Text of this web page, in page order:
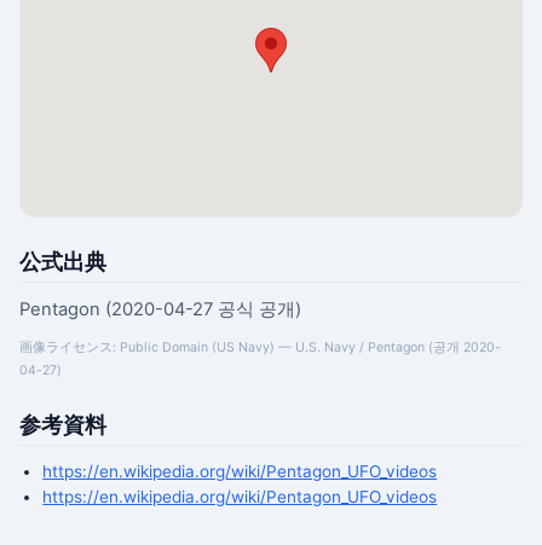
公式出典
Pentagon (2020-04-27 공식 공개)
画像ライセンス: Public Domain (US Navy) — U.S. Navy / Pentagon (공개 2020-
04-27)
参考資料
https://en.wikipedia.org/wiki/Pentagon_UFO_videos
https://en.wikipedia.org/wiki/Pentagon_UFO_videos